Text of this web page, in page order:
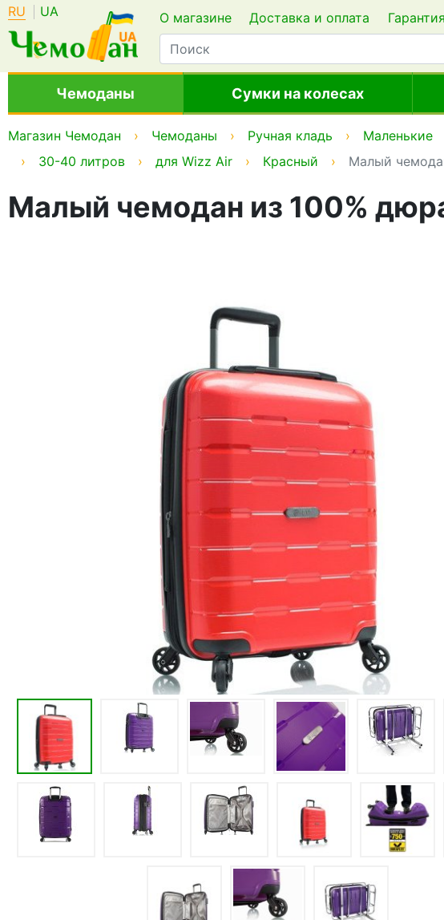
RU UA О магазине Доставка и оплата Гарантия
Чемоданы Сумки на колесах
Магазин Чемодан Чемоданы Ручная кладь Маленькие
30-40 литров
для Wizz Air Красный Малый
Малый чемодан из 100%